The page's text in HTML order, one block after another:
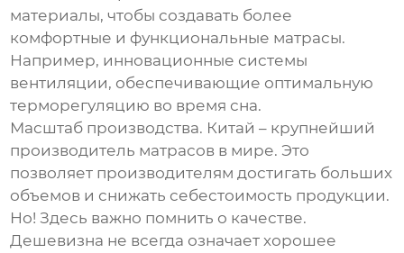
материалы, чтобы создавать более
комфортные и функциональные матрасы.
Например, инновационные системы
вентиляции, обеспечивающие оптимальную
терморегуляцию во время сна.
Масштаб производства. Китай – крупнейший
производитель матрасов в мире. Это
позволяет производителям достигать больших
объемов и снижать себестоимость продукции.
Но! Здесь важно помнить о качестве.
Дешевизна не всегда означает хорошее